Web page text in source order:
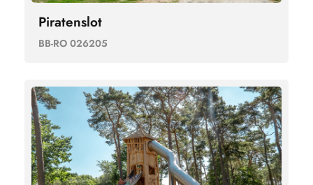
Piratenslot
BB-RO 026205